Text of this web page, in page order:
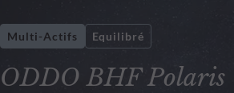
ODDO BHF Polaris
Multi-Actifs Equilibré